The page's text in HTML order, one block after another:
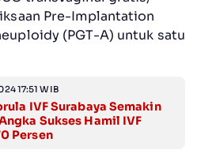
Pre-Implantation
(PGT-A) untuk satu
17:51 WIB
IVF Surabaya Semakin
Sukses Hamil IVF
Persen